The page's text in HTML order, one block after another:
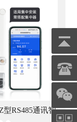
RS485通讯智 青岛